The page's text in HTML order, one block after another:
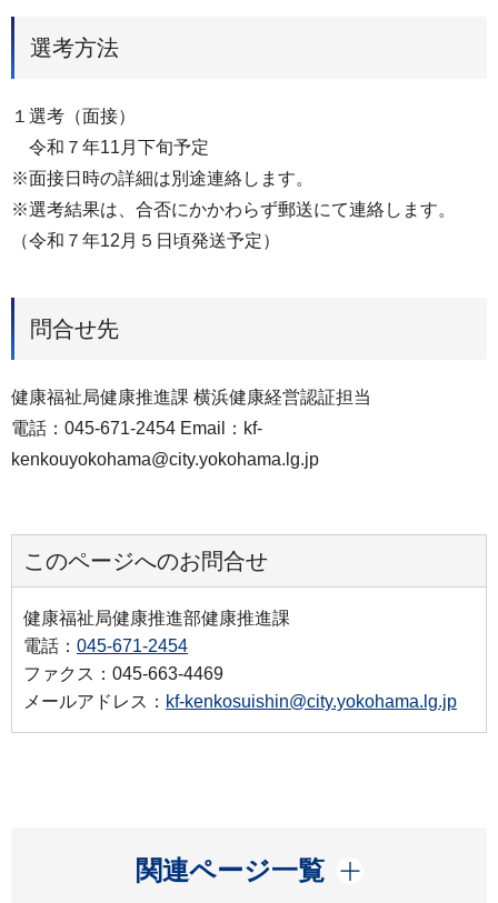
選考方法
１選考（面接）
令和７年11月下旬予定
※面接日時の詳細は別途連絡します。
※選考結果は、合否にかかわらず郵送にて連絡します。
（令和７年12月５日頃発送予定）
問合せ先
健康福祉局健康推進課 横浜健康経営認証担当
電話：045-671-2454 Email：kf-
kenkouyokohama@city.yokohama.lg.jp
このページへのお問合せ
健康福祉局健康推進部健康推進課
電話： 045-671-2454
ファクス：045-663-4469
メールアドレス： kf-kenkosuishin@city.yokohama.lg.jp
関連ページ一覧
開く